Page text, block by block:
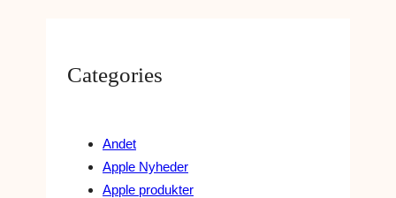
Categories
Andet
Apple Nyheder
Apple produkter